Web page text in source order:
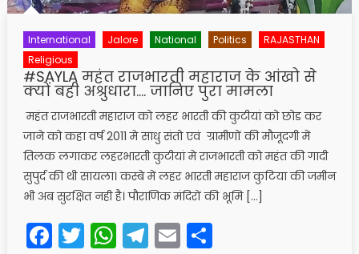
International Jalore National Politics
RAJASTHAN
Religious
#SAYLA महंत राजभारती महाराज के आंखो से
क्यों बही अश्रुधारा…. जानिए पुरा मामला
महंत राजभारती महाराज को लहर भारती की कुटीयां को छोड कर
जाने को कहा वर्ष 2011 मे साधु संतो एवं ग्रामीणों की मौजूदगी में
तिलक लगाकर लहरभारती कुटीयां मे राजभारती को महंत की गादी
सुपुर्द की थी सायला। कस्बे में लहर भारती महाराज कुटिया की जमीन
भी अब सुरक्षित नही है। पौराणिक मंदिरों की भूमि […]
Facebook
Twitter
WhatsApp
Telegram
EmailShare